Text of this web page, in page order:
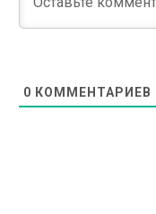
0 КОММЕНТАРИЕВ